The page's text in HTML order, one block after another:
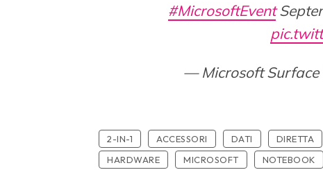
#MicrosoftEvent
— Microsoft Surface
2-IN-1 ACCESSORI DATI DIRETTA
HARDWARE
MICROSOFT NOTEBOOK